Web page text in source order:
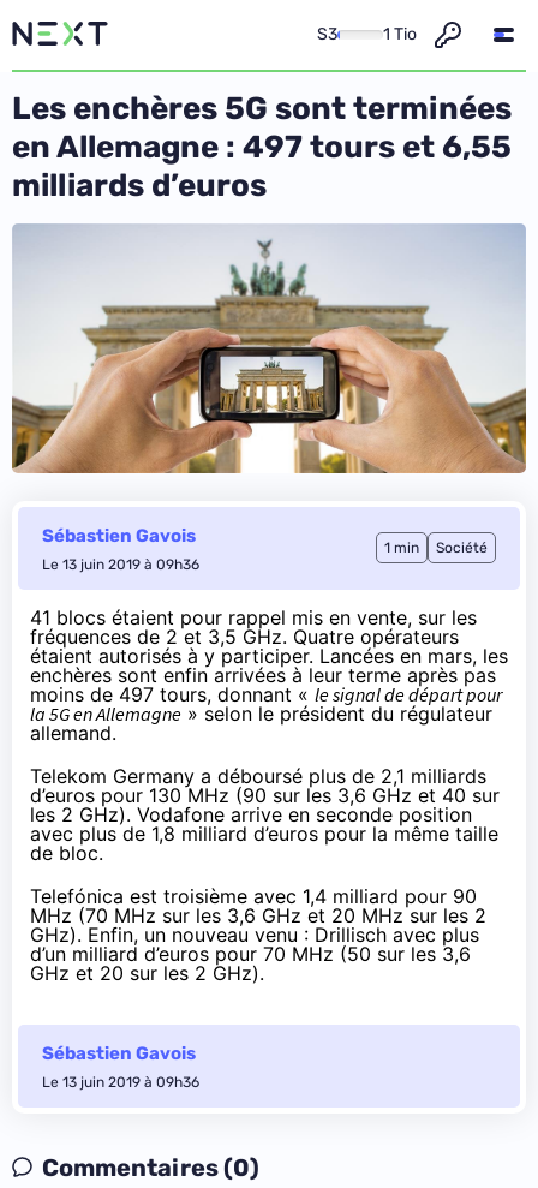
S3 1 Tio
Les enchères 5G sont terminées
en Allemagne : 497 tours et 6,55
milliards d’euros
Sébastien Gavois
Le 13 juin 2019 à 09h36
1 min Société
41 blocs étaient pour rappel mis en vente, sur les
fréquences de 2 et 3,5 GHz. Quatre opérateurs
étaient autorisés à y participer. Lancées en mars, les
enchères sont enfin arrivées à leur terme après pas
moins de 497 tours, donnant « le signal de départ pour
la 5G en Allemagne » selon le président du régulateur
allemand.
Telekom Germany a déboursé plus de 2,1 milliards
d’euros pour 130 MHz (90 sur les 3,6 GHz et 40 sur
les 2 GHz). Vodafone arrive en seconde position
avec plus de 1,8 milliard d’euros pour la même taille
de bloc.
Telefónica est troisième avec 1,4 milliard pour 90
MHz (70 MHz sur les 3,6 GHz et 20 MHz sur les 2
GHz). Enfin, un nouveau venu : Drillisch avec plus
d’un milliard d’euros pour 70 MHz (50 sur les 3,6
GHz et 20 sur les 2 GHz).
Sébastien Gavois
Le 13 juin 2019 à 09h36
Commentaires (0)